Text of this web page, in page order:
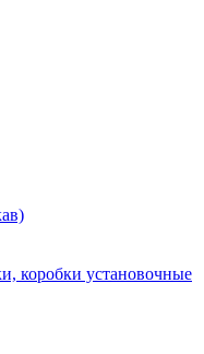
коробки установочные